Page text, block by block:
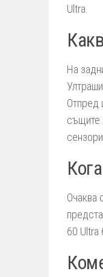
Ultra.
На
Отпред
същите
Очаква
60 Ultra